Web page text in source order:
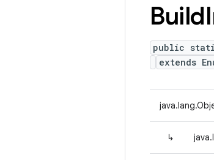
Build
public
extends
↳